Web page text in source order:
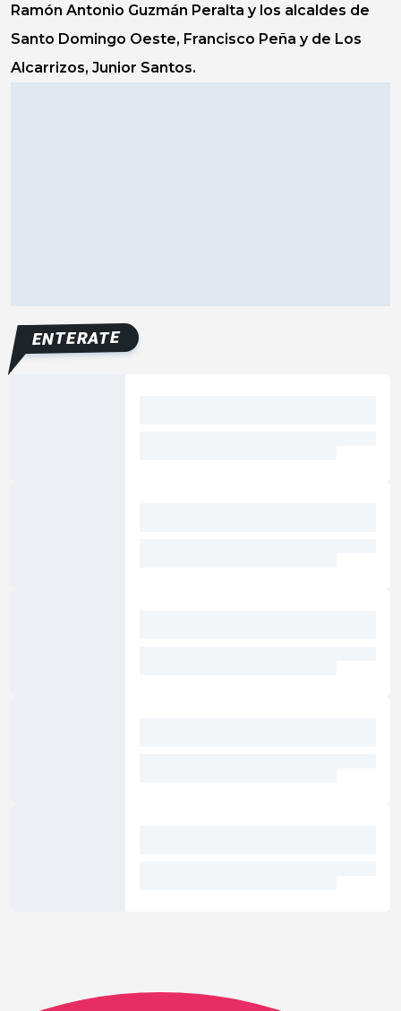
Ramón Antonio Guzmán Peralta y los alcaldes de
Santo Domingo Oeste, Francisco Peña y de Los
Alcarrizos, Junior Santos.
ENTERATE